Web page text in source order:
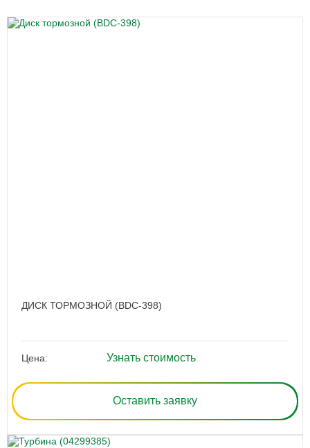
ДИСК ТОРМОЗНОЙ (BDC-398)
Цена: Узнать стоимость
Оставить заявку